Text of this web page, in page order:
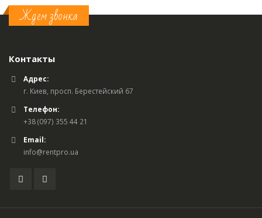
Ждем звонка
Контакты
Адрес:
г. Киев, просп. Берестейский 67
Телефон:
+38 (097) 355 44 21
Email:
info@rentpro.ua